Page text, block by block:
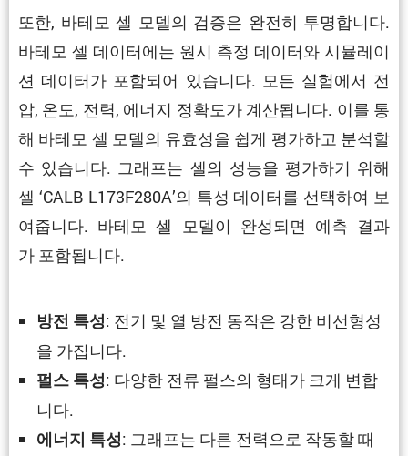
또한, 바테모 셀 모델의 검증은 완전히 투명합니다.
바테모 셀 데이터에는 원시 측정 데이터와 시뮬레이
션 데이터가 포함되어 있습니다. 모든 실험에서 전
압, 온도, 전력, 에너지 정확도가 계산됩니다. 이를 통
해 바테모 셀 모델의 유효성을 쉽게 평가하고 분석할
수 있습니다. 그래프는 셀의 성능을 평가하기 위해
셀 ‘CALB L173F280A’의 특성 데이터를 선택하여 보
여줍니다. 바테모 셀 모델이 완성되면 예측 결과
가 포함됩니다.
방전 특성: 전기 및 열 방전 동작은 강한 비선형성
을 가집니다.
펄스 특성: 다양한 전류 펄스의 형태가 크게 변합
니다.
에너지 특성: 그래프는 다른 전력으로 작동할 때